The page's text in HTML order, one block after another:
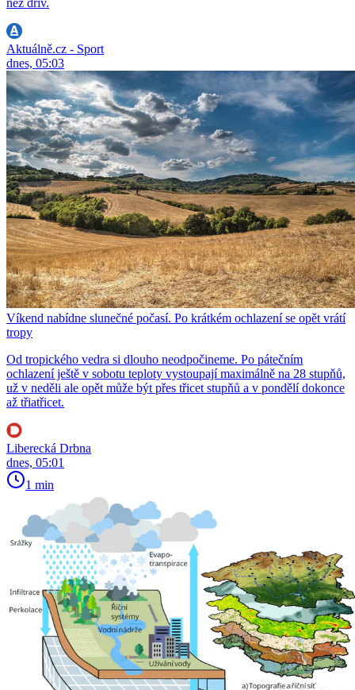
než dřív.
Aktuálně.cz - Sport
dnes, 05:03
Víkend nabídne slunečné počasí. Po krátkém ochlazení se opět vrátí
tropy
Od tropického vedra si dlouho neodpočineme. Po pátečním
ochlazení ještě v sobotu teploty vystoupají maximálně na 28 stupňů,
už v neděli ale opět může být přes třicet stupňů a v pondělí dokonce
až třiatřicet.
Liberecká Drbna
dnes, 05:01
1 min